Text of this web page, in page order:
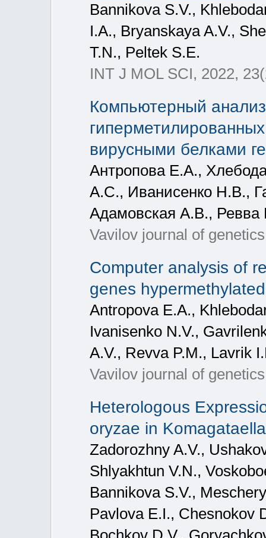
Bannikova S.V.,
I.A., Bryanskaya A.V.,
T.N., Peltek S.E.
INT J MOL SCI, 2022,
Компьютерный
вирусными белками
Антропова Е.А.,
А.С., Иванисенко Н.В.,
Адамовская А.В.,
Vavilov journal of
Computer analysis of
genes
Antropova E.A.,
Ivanisenko N.V.,
A.V., Revva P.M., Lavrik
Vavilov journal of
Heterologous
oryzae in
Zadorozhny A.V.,
Shlyakhtun V.N.,
Bannikova S.V.,
Pavlova E.I., Chesnokov